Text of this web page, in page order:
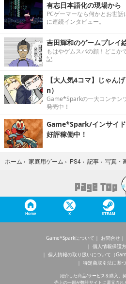
有志日本語化の現場から
PCゲーマーなら何かとお世
に連続インタビュー。
吉田輝和のゲームプレイ
もはやゲムスパの顔！どこか
記
【大人気4コマ】じゃ
n）
Game*Sparkの一大コンテン
発売中！
Game*Spark/インサイ
好評稼働中！
ホーム › 家庭用ゲーム › PS4 › 記事 › 写真・
Home X STEAM
Game*Sparkについて お問合せ
個人情報保護
個人情報の取り扱いについて（
特定商取引法に基
紹介した商品/サービスを購入、
売上の一部が弊社サイトに還元され